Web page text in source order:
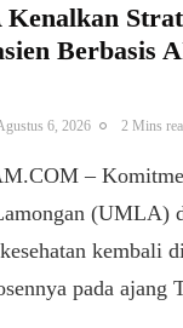
Berbasis
6, 2026 2 Mins
–
(UMLA)
kembali
pada ajang